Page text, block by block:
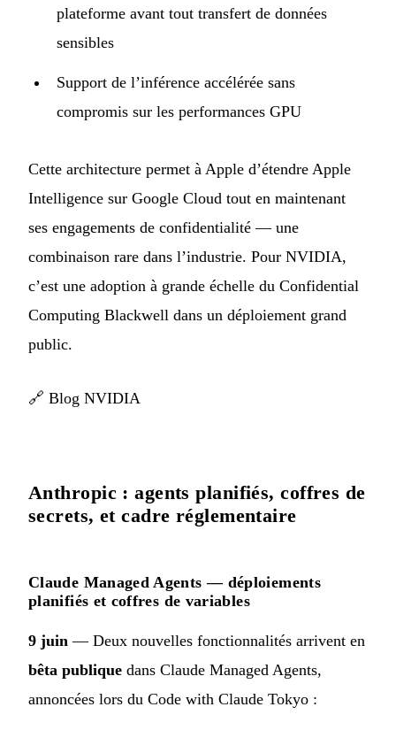
plateforme avant tout transfert de données
sensibles
Support de l’inférence accélérée sans
compromis sur les performances GPU
Cette architecture permet à Apple d’étendre Apple
Intelligence sur Google Cloud tout en maintenant
ses engagements de confidentialité — une
combinaison rare dans l’industrie. Pour NVIDIA,
c’est une adoption à grande échelle du Confidential
Computing Blackwell dans un déploiement grand
public.
🔗 Blog NVIDIA
Anthropic : agents planifiés, coffres de
secrets, et cadre réglementaire
Claude Managed Agents — déploiements
planifiés et coffres de variables
9 juin — Deux nouvelles fonctionnalités arrivent en
bêta publique dans Claude Managed Agents,
annoncées lors du Code with Claude Tokyo :